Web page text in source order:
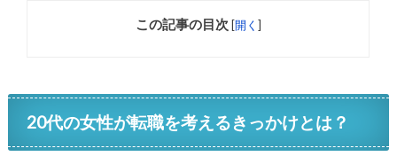
この記事の目次 [開く ]
20代の女性が転職を考えるきっかけとは？